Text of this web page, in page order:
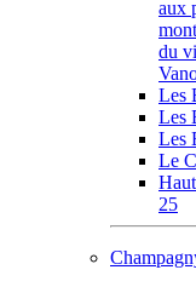
aux
du
Les
Les
Les
Le
25